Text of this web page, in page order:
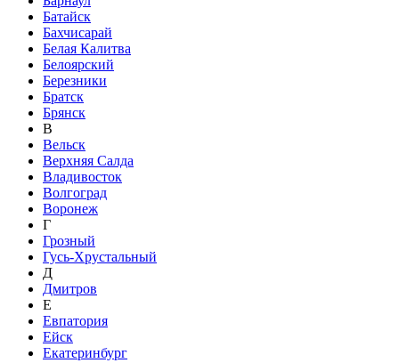
Батайск
Бахчисарай
Белая Калитва
Белоярский
Березники
Братск
Брянск
В
Вельск
Верхняя Салда
Владивосток
Волгоград
Воронеж
Г
Грозный
Гусь-Хрустальный
Д
Дмитров
Е
Евпатория
Ейск
Екатеринбург